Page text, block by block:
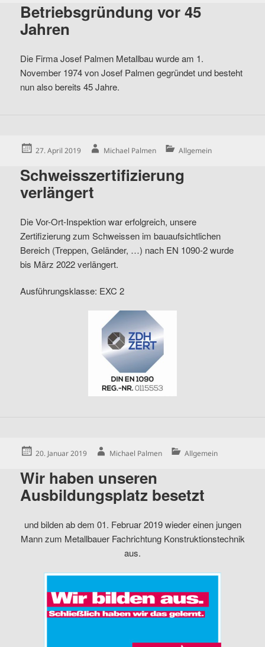
Betriebsgründung vor 45
Jahren
Die Firma Josef Palmen Metallbau wurde am 1.
November 1974 von Josef Palmen gegründet und besteht
nun also bereits 45 Jahre.
Posted
27. April 2019 Author
Michael Palmen Categories
Allgemein
Schweisszertifizierung
verlängert
Die Vor-Ort-Inspektion war erfolgreich, unsere
Zertifizierung zum Schweissen im bauaufsichtlichen
Bereich (Treppen, Geländer, …) nach EN 1090-2 wurde
bis März 2022 verlängert.
Ausführungsklasse: EXC 2
Posted
20. Januar 2019 Author
Michael Palmen Categories
Allgemein
Wir haben unseren
Ausbildungsplatz besetzt
und bilden ab dem 01. Februar 2019 wieder einen jungen
Mann zum Metallbauer Fachrichtung Konstruktionstechnik
aus.